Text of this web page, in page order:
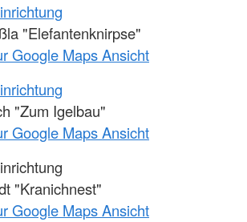
"Elefantenknirpse"
Google Maps Ansicht
"Zum Igelbau"
Google Maps Ansicht
"Kranichnest"
Google Maps Ansicht